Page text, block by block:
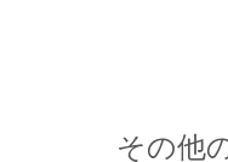
その他